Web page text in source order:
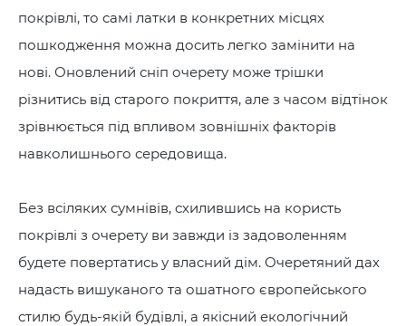
покрівлі, то самі латки в конкретних місцях
пошкодження можна досить легко замінити на
нові. Оновлений сніп очерету може трішки
різнитись від старого покриття, але з часом відтінок
зрівнюється під впливом зовнішніх факторів
навколишнього середовища.
Без всіляких сумнівів, схилившись на користь
покрівлі з очерету ви завжди із задоволенням
будете повертатись у власний дім. Очеретяний дах
надасть вишуканого та ошатного європейського
стилю будь-якій будівлі, а якісний екологічний